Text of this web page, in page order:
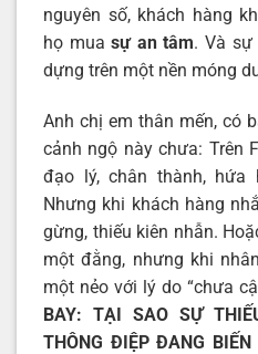
nguyên số, khách hàng
họ muasự an tâm. Và
dựng trên một nền móng
Anh chị em thân mến, có
cảnh ngộ này chưa: Trên
đạo lý, chân thành, hứa
Nhưng khi khách hàng
gừng, thiếu kiên nhẫn.
một đằng, nhưng khi
một nẻo với lý do “chưa
BAY: TẠI SAO SỰ
THÔNG ĐIỆP ĐANG